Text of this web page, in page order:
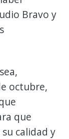
Bravo y
octubre,
que
calidad y